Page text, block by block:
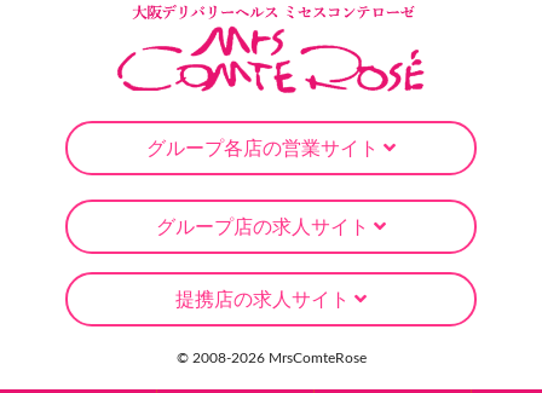
グループ各店の営業サイト
グループ店の求人サイト
提携店の求人サイト
© 2008-2026 MrsComteRose